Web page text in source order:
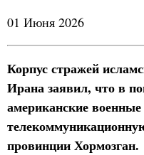
01 Июня 2026
Корпус стражей
Ирана заявил, что в
американские
провинции Хормозган.